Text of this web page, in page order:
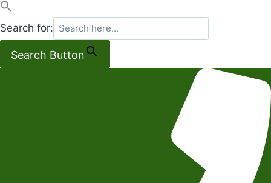
Search for:
Search Button